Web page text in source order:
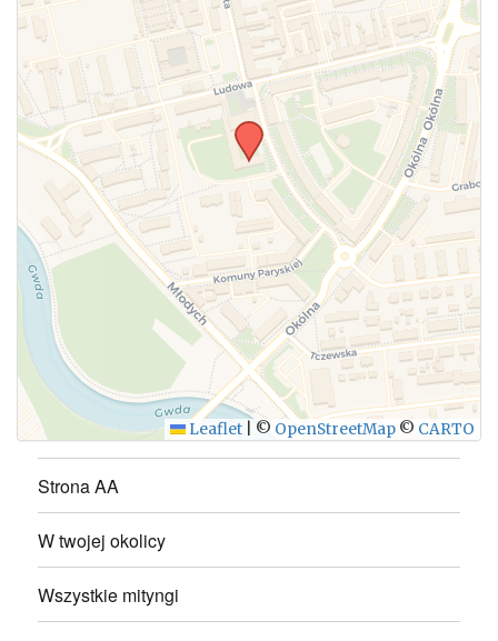
WYŚLIJ
Leaflet © OpenStreetMap © CARTO
Strona AA
W twojej okolicy
Wszystkie mityngi